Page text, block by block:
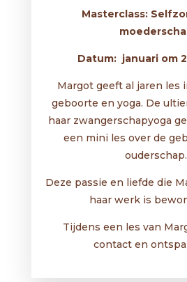
Masterclass:
Datum: januari om
Margot geeft al jaren les
geboorte en yoga. De
haar zwangerschapyoga
een mini les over de
ouderschap.
Deze passie en liefde die
haar werk is
Tijdens een les van
contact en